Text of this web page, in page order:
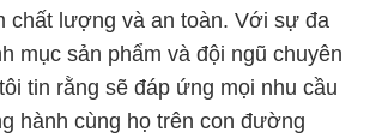
chất lượng và an toàn. Với sự đa
mục sản phẩm và đội ngũ chuyên
tin rằng sẽ đáp ứng mọi nhu cầu
hành cùng họ trên con đường